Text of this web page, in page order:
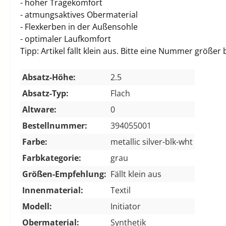
- hoher Tragekomfort
- atmungsaktives Obermaterial
- Flexkerben in der Außensohle
- optimaler Laufkomfort
Tipp: Artikel fällt klein aus. Bitte eine Nummer größer
Absatz-Höhe:
2.5
Absatz-Typ:
Flach
Altware:
0
Bestellnummer:
394055001
Farbe:
metallic silver-blk-wht
Farbkategorie:
grau
Größen-Empfehlung: Fällt klein aus
Innenmaterial:
Textil
Modell:
Initiator
Obermaterial:
Synthetik